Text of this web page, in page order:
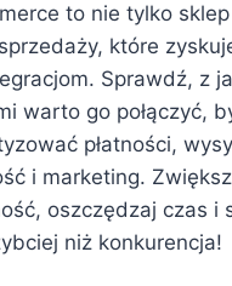
to nie tylko
które
Sprawdź, z
warto go połączyć,
płatności,
i marketing. Zwiększ
oszczędzaj czas i
niż konkurencja!